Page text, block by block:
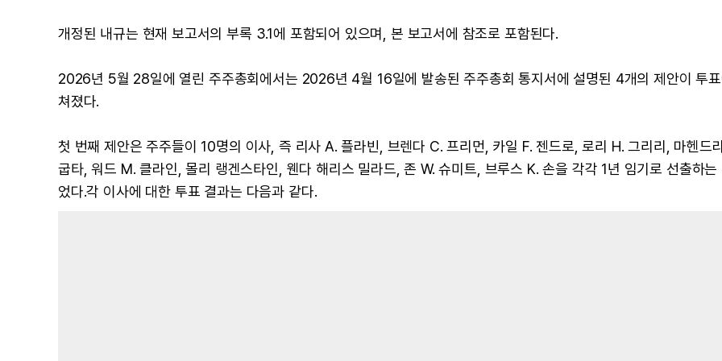
개정된 내규는 현재 보고서의 부록 3.1에 포함되어 있으며, 본 보고서에 참조로 포함된다.
2026년 5월 28일에 열린 주주총회에서는 2026년 4월 16일에 발송된 주주총회 통지서에 설명된 4개의 제안이 투
쳐졌다.
첫 번째 제안은 주주들이 10명의 이사, 즉 리사 A. 플라빈, 브렌다 C. 프리먼, 카일 F. 젠드로, 로리 H. 그리리, 마헨드
굽타, 워드 M. 클라인, 몰리 랭겐스타인, 웬다 해리스 밀라드, 존 W. 슈미트, 브루스 K. 손을 각각 1년 임기로 선출하는
었다.각 이사에 대한 투표 결과는 다음과 같다.